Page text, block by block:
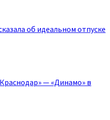
об идеальном отпуске
— «Динамо» в